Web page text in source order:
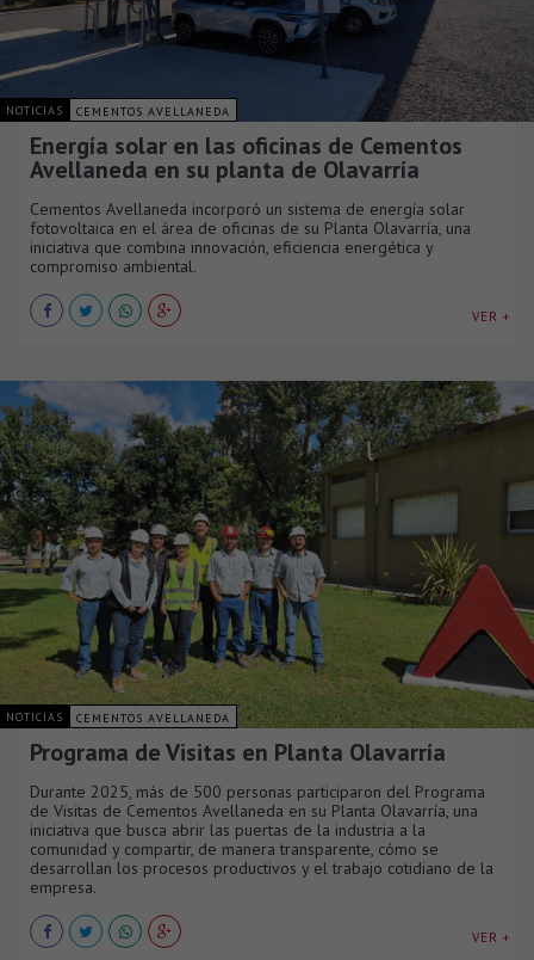
NOTICIAS CEMENTOS AVELLANEDA
Energía solar en las oficinas de Cementos
Avellaneda en su planta de Olavarría
Cementos Avellaneda incorporó un sistema de energía solar
fotovoltaica en el área de oficinas de su Planta Olavarría, una
iniciativa que combina innovación, eficiencia energética y
compromiso ambiental.
VER +
NOTICIAS CEMENTOS AVELLANEDA
Programa de Visitas en Planta Olavarría
Durante 2025, más de 500 personas participaron del Programa
de Visitas de Cementos Avellaneda en su Planta Olavarría, una
iniciativa que busca abrir las puertas de la industria a la
comunidad y compartir, de manera transparente, cómo se
desarrollan los procesos productivos y el trabajo cotidiano de la
empresa.
VER +